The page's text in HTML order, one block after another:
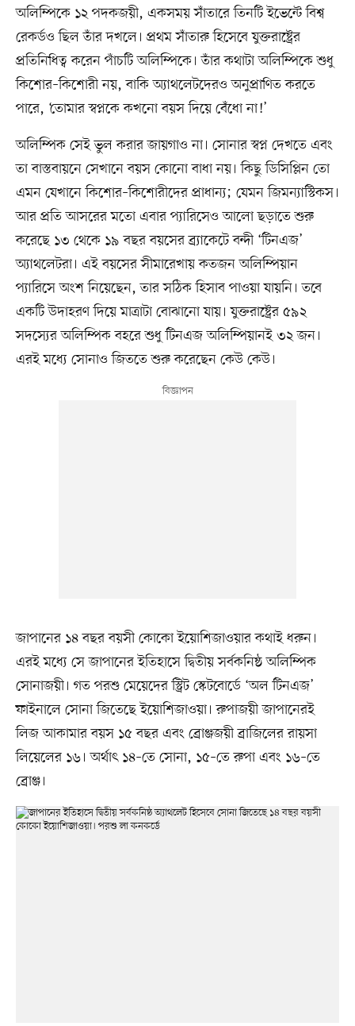
অলিম্পিকে ১২ পদকজয়ী, একসময় সাঁতারে তিনটি ইভেন্টে বিশ্ব
রেকর্ডও ছিল তাঁর দখলে। প্রথম সাঁতারু হিসেবে যুক্তরাষ্ট্রের
প্রতিনিধিত্ব করেন পাঁচটি অলিম্পিকে। তাঁর কথাটা অলিম্পিকে শুধু
কিশোর–কিশোরী নয়, বাকি অ্যাথলেটদেরও অনুপ্রাণিত করতে
পারে, ‘তোমার স্বপ্নকে কখনো বয়স দিয়ে বেঁধো না!’
অলিম্পিক সেই ভুল করার জায়গাও না। সোনার স্বপ্ন দেখতে এবং
তা বাস্তবায়নে সেখানে বয়স কোনো বাধা নয়। কিছু ডিসিপ্লিন তো
এমন যেখানে কিশোর–কিশোরীদের প্রাধান্য; যেমন জিমন্যাস্টিকস।
আর প্রতি আসরের মতো এবার প্যারিসেও আলো ছড়াতে শুরু
করেছে ১৩ থেকে ১৯ বছর বয়সের ব্র্যাকেটে বন্দী ‘টিনএজ’
অ্যাথলেটরা। এই বয়সের সীমারেখায় কতজন অলিম্পিয়ান
প্যারিসে অংশ নিয়েছেন, তার সঠিক হিসাব পাওয়া যায়নি। তবে
একটি উদাহরণ দিয়ে মাত্রাটা বোঝানো যায়। যুক্তরাষ্ট্রের ৫৯২
সদস্যের অলিম্পিক বহরে শুধু টিনএজ অলিম্পিয়ানই ৩২ জন।
এরই মধ্যে সোনাও জিততে শুরু করেছেন কেউ কেউ।
জাপানের ১৪ বছর বয়সী কোকো ইয়োশিজাওয়ার কথাই ধরুন।
এরই মধ্যে সে জাপানের ইতিহাসে দ্বিতীয় সর্বকনিষ্ঠ অলিম্পিক
সোনাজয়ী। গত পরশু মেয়েদের স্ট্রিট স্কেটবোর্ডে ‘অল টিনএজ’
ফাইনালে সোনা জিতেছে ইয়োশিজাওয়া। রুপাজয়ী জাপানেরই
লিজ আকামার বয়স ১৫ বছর এবং ব্রোঞ্জজয়ী ব্রাজিলের রায়সা
লিয়েলের ১৬। অর্থাৎ ১৪–তে সোনা, ১৫–তে রুপা এবং ১৬–তে
ব্রোঞ্জ।